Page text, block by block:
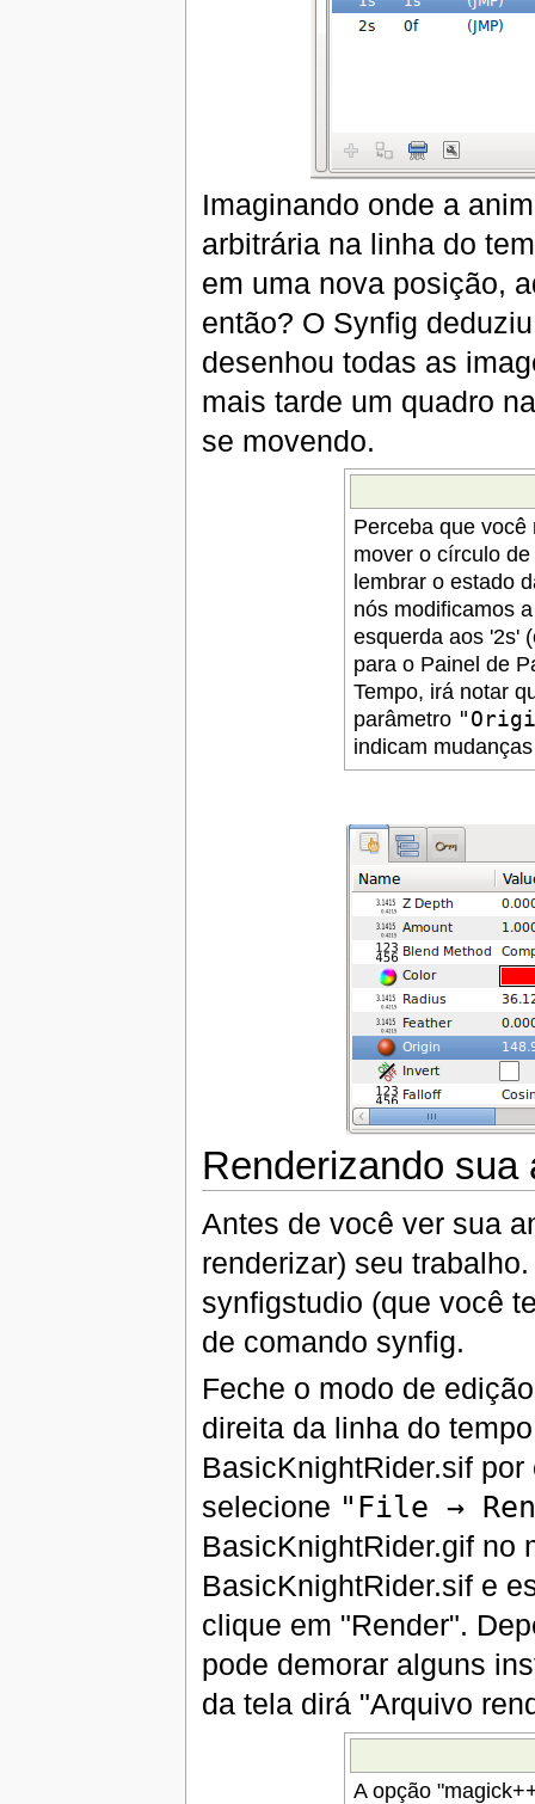
Imaginando onde a
arbitrária na linha do
em uma nova posição,
então? O Synfig
desenhou todas as
mais tarde um quadro
se movendo.
Perceba que
mover o círculo
lembrar o estado
nós modificamos
esquerda aos '2s'
para o Painel de
Tempo, irá notar
parâmetro
indicam
Renderizando sua
Antes de você ver sua
renderizar) seu
synfigstudio (que você
de comando synfig.
Feche o modo de
direita da linha do
BasicKnightRider.sif
selecione "File →
BasicKnightRider.gif no
BasicKnightRider.sif e
clique em "Render".
pode demorar alguns
da tela dirá "Arquivo
A opção